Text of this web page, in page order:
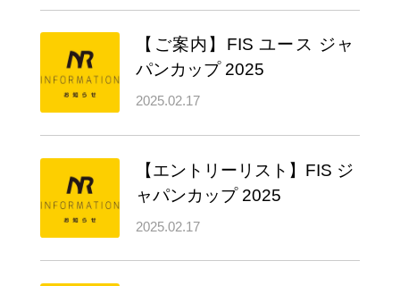
【ご案内】FIS ユース ジャ
パンカップ 2025
2025.02.17
【エントリーリスト】FIS ジ
ャパンカップ 2025
2025.02.17